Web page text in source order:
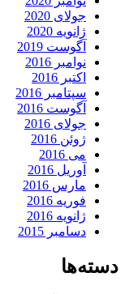
جولای 2020
ژانویه 2020
آگوست 2019
نوامبر 2016
اکتبر 2016
سپتامبر 2016
آگوست 2016
جولای 2016
ژوئن 2016
می 2016
آوریل 2016
مارس 2016
فوریه 2016
ژانویه 2016
دسامبر 2015
دسته‌ها